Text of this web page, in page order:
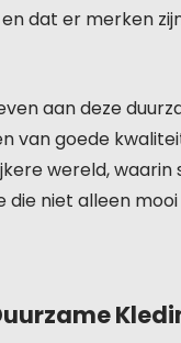
dat er merken
aan deze
van goede
wereld,
niet alleen